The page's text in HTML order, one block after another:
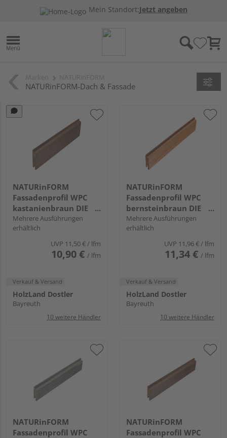
Mein Standort:Jetzt angeben
NATURinFORM-Dach & Fassade
NATURinFORM
Fassadenprofil WPC
kastanienbraun DIE
GESTALTENDE -
103x17mm
Mehrere Ausführungen
erhältlich
UVP 11,50 €/ lfm
10,90 € / lfm
Verkauf & Versand
HolzLand Dostler
Bayreuth
10 weitere Händler
NATURinFORM
Fassadenprofil WPC
bernsteinbraun DIE
GESTALTENDE
EXKLUSIV - 70x17mm
Mehrere Ausführungen
erhältlich
UVP 11,96 €/ lfm
11,34 € / lfm
Verkauf & Versand
HolzLand Dostler
Bayreuth
10 weitere Händler
NATURinFORM
Fassadenprofil WPC
NATURinFORM
Fassadenprofil WPC